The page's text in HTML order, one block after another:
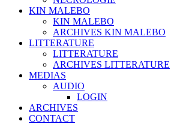
KIN MALEBO
KIN MALEBO
ARCHIVES KIN MALEBO
LITTERATURE
LITTERATURE
ARCHIVES LITTERATURE
MEDIAS
AUDIO
LOGIN
ARCHIVES
CONTACT